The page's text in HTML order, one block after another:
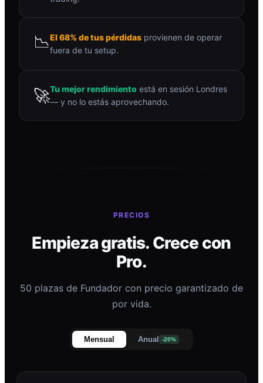
📉El 68% de tus pérdidas provienen de operar
fuera de tu setup.
🚀Tu mejor rendimiento está en sesión Londres
— y no lo estás aprovechando.
PRECIOS
Empieza gratis. Crece con
Pro.
50 plazas de Fundador con precio garantizado de
por vida.
Mensual Anual -20%